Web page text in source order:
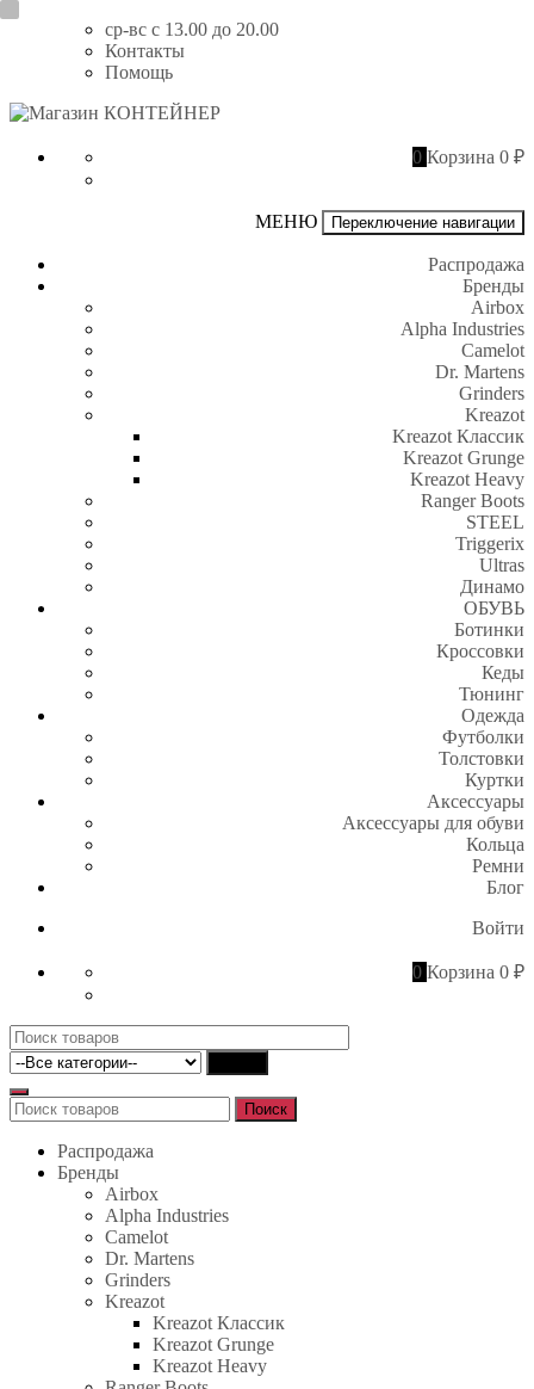
содержимому
ср-вс с 13.00 до 20.00
Контакты
Помощь
КОНТЕЙНЕР
0 Корзина 0 ₽
МЕНЮ Переключение навигации
Распродажа
Бренды
Airbox
Alpha Industries
Camelot
Dr. Martens
Grinders
Kreazot
Kreazot Классик
Kreazot Grunge
Kreazot Heavy
Ranger Boots
STEEL
Triggerix
Ultras
Динамо
ОБУВЬ
Ботинки
Кроссовки
Кеды
Тюнинг
Одежда
Футболки
Толстовки
Куртки
Аксессуары
Аксессуары для обуви
Кольца
Ремни
Блог
Войти
0 Корзина 0 ₽
Поиск
для:
Поиск
для:
Поиск
Распродажа
Бренды
Airbox
Alpha Industries
Camelot
Dr. Martens
Grinders
Kreazot
Kreazot Классик
Kreazot Grunge
Kreazot Heavy